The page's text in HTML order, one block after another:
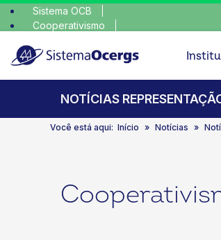
Sistema OCB
Cooperativismo
NOTÍCIAS
Você está aqui: Início Notícias